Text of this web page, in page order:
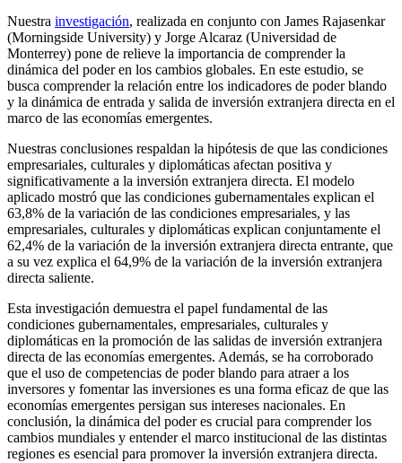
Nuestra investigación, realizada en conjunto con James Rajasenkar
(Morningside University) y Jorge Alcaraz (Universidad de
Monterrey) pone de relieve la importancia de comprender la
dinámica del poder en los cambios globales. En este estudio, se
busca comprender la relación entre los indicadores de poder blando
y la dinámica de entrada y salida de inversión extranjera directa en el
marco de las economías emergentes.
Nuestras conclusiones respaldan la hipótesis de que las condiciones
empresariales, culturales y diplomáticas afectan positiva y
significativamente a la inversión extranjera directa. El modelo
aplicado mostró que las condiciones gubernamentales explican el
63,8% de la variación de las condiciones empresariales, y las
empresariales, culturales y diplomáticas explican conjuntamente el
62,4% de la variación de la inversión extranjera directa entrante, que
a su vez explica el 64,9% de la variación de la inversión extranjera
directa saliente.
Esta investigación demuestra el papel fundamental de las
condiciones gubernamentales, empresariales, culturales y
diplomáticas en la promoción de las salidas de inversión extranjera
directa de las economías emergentes. Además, se ha corroborado
que el uso de competencias de poder blando para atraer a los
inversores y fomentar las inversiones es una forma eficaz de que las
economías emergentes persigan sus intereses nacionales. En
conclusión, la dinámica del poder es crucial para comprender los
cambios mundiales y entender el marco institucional de las distintas
regiones es esencial para promover la inversión extranjera directa.